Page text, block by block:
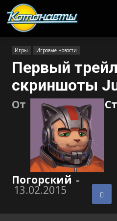
Игры Игровые новости
Первый
скриншоты
От
Погорский -
13.02.2015